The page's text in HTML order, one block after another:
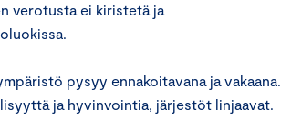
verotusta ei kiristetä ja
pysyy ennakoitavana ja vakaana.
ja hyvinvointia, järjestöt linjaavat.